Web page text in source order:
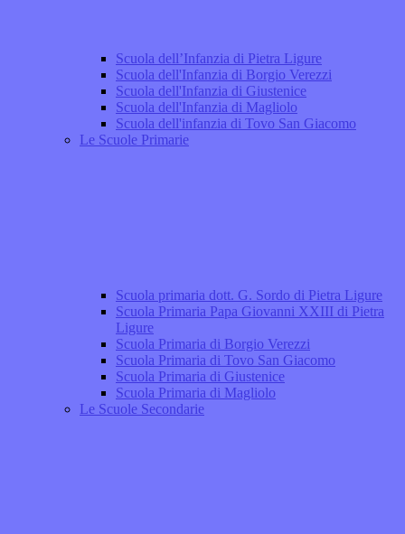
Scuola dell’Infanzia di Pietra Ligure
Scuola dell'Infanzia di Borgio Verezzi
Scuola dell'Infanzia di Giustenice
Scuola dell'Infanzia di Magliolo
Scuola dell'infanzia di Tovo San Giacomo
Le Scuole Primarie
Scuola primaria dott. G. Sordo di Pietra Ligure
Scuola Primaria Papa Giovanni XXIII di Pietra
Ligure
Scuola Primaria di Borgio Verezzi
Scuola Primaria di Tovo San Giacomo
Scuola Primaria di Giustenice
Scuola Primaria di Magliolo
Le Scuole Secondarie